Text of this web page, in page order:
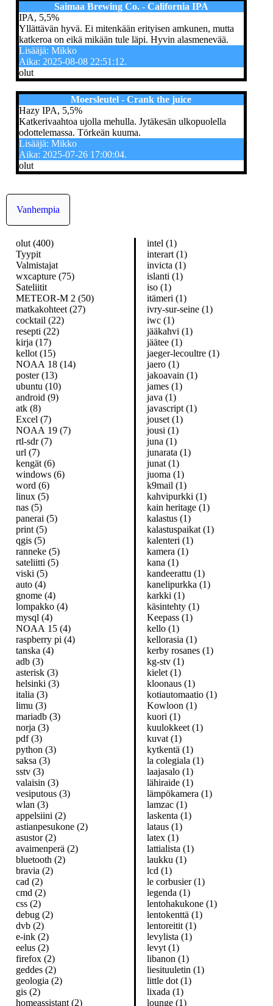
Saimaa Brewing Co. - California IPA
IPA, 5,5%
Yllättävän hyvä. Ei mitenkään erityisen amkunen, mutta
katkeroa on eikä mikään tule läpi. Hyvin alasmenevää.
Lisääjä: Mikko
Aika: 2025-08-08 22:51:12.
olut
Moersleutel - Crank the juice
Hazy IPA, 5,5%
Katkerivaahtoa ujolla mehulla. Jytäkesän ulkopuolella
odottelemassa. Törkeän kuuma.
Lisääjä: Mikko
Aika: 2025-07-26 17:00:04.
olut
Vanhempia
olut (400)
Tyypit
Valmistajat
wxcapture (75)
Sateliitit
METEOR-M 2 (50)
matkakohteet (27)
cocktail (22)
resepti (22)
kirja (17)
kellot (15)
NOAA 18 (14)
poster (13)
ubuntu (10)
android (9)
atk (8)
Excel (7)
NOAA 19 (7)
rtl-sdr (7)
url (7)
kengät (6)
windows (6)
word (6)
linux (5)
nas (5)
panerai (5)
print (5)
qgis (5)
ranneke (5)
sateliitti (5)
viski (5)
auto (4)
gnome (4)
lompakko (4)
mysql (4)
NOAA 15 (4)
raspberry pi (4)
tanska (4)
adb (3)
asterisk (3)
helsinki (3)
italia (3)
limu (3)
mariadb (3)
norja (3)
pdf (3)
python (3)
saksa (3)
sstv (3)
valaisin (3)
vesiputous (3)
wlan (3)
appelsiini (2)
astianpesukone (2)
asustor (2)
avaimenperä (2)
bluetooth (2)
bravia (2)
cad (2)
cmd (2)
css (2)
debug (2)
dvb (2)
e-ink (2)
eelus (2)
firefox (2)
geddes (2)
geologia (2)
gis (2)
homeassistant (2)
intel (1)
interart (1)
invicta (1)
islanti (1)
iso (1)
itämeri (1)
ivry-sur-seine (1)
iwc (1)
jääkahvi (1)
jäätee (1)
jaeger-lecoultre (1)
jaero (1)
jakoavain (1)
james (1)
java (1)
javascript (1)
jouset (1)
jousi (1)
juna (1)
junarata (1)
junat (1)
juoma (1)
k9mail (1)
kahvipurkki (1)
kain heritage (1)
kalastus (1)
kalastuspaikat (1)
kalenteri (1)
kamera (1)
kana (1)
kandeerattu (1)
kanelipurkka (1)
karkki (1)
käsintehty (1)
Keepass (1)
kello (1)
kellorasia (1)
kerby rosanes (1)
kg-stv (1)
kielet (1)
kloonaus (1)
kotiautomaatio (1)
Kowloon (1)
kuori (1)
kuulokkeet (1)
kuvat (1)
kytkentä (1)
la colegiala (1)
laajasalo (1)
lähiraide (1)
lämpökamera (1)
lamzac (1)
laskenta (1)
lataus (1)
latex (1)
lattialista (1)
laukku (1)
lcd (1)
le corbusier (1)
legenda (1)
lentohakukone (1)
lentokenttä (1)
lentoreitit (1)
levylista (1)
levyt (1)
libanon (1)
liesituuletin (1)
little dot (1)
lixada (1)
lounge (1)